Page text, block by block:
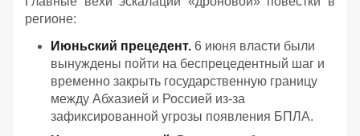
регионе:
Июньский прецедент. 6 июня власти были
вынуждены пойти на беспрецедентный шаг и
временно закрыть государственную границу
между Абхазией и Россией из-за
зафиксированной угрозы появления БПЛА.